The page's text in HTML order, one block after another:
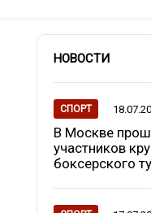
НОВОСТИ
СПОРТ
В Москве
участников
боксерского